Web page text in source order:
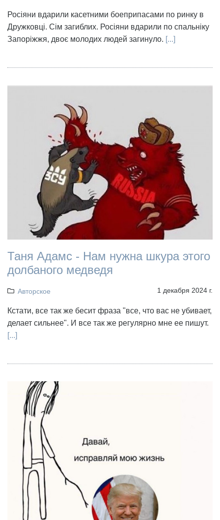
Росіяни вдарили касетними боеприпасами по ринку в
Дружковці. Сім загиблих. Росіяни вдарили по спальніку
Запоріжжя, двоє молодих людей загинуло. [...]
Таня Адамс - Нам нужна шкура этого
долбаного медведя
Авторское 1 декабря 2024 г.
Кстати, все так же бесит фраза "все, что вас не убивает,
делает сильнее". И все так же регулярно мне ее пишут.
[...]